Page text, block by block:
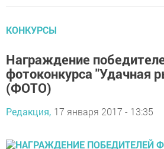
КОНКУРСЫ
Награждение
фотоконкурса "Удачная
(ФОТО)
Редакция, 17 января 2017 - 13:35